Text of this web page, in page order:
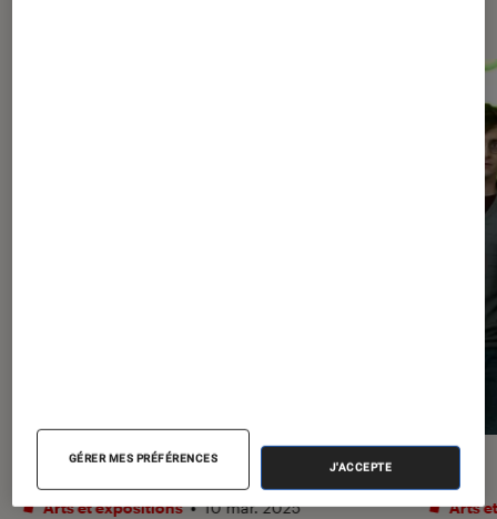
Arts et expositions • 10 mar. 2025 Arts
GÉRER MES PRÉFÉRENCES
J'ACCEPTE